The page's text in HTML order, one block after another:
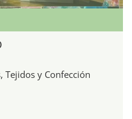
Tejidos y Confección